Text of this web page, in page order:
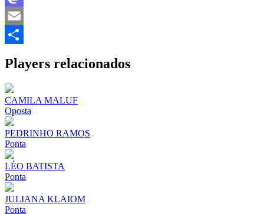
Mastodon
Email
Players relacionados
CAMILA MALUF
Oposta
PEDRINHO RAMOS
Ponta
LÉO BATISTA
Ponta
JULIANA KLAIOM
Ponta